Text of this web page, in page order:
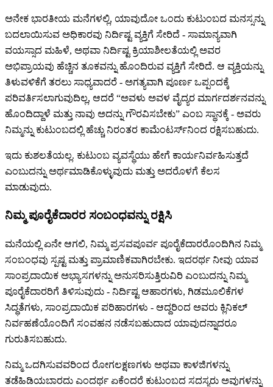
ಅನೇಕ ಭಾರತೀಯ ಮನೆಗಳಲ್ಲಿ, ಯಾವುದೋ ಒಂದು ಕುಟುಂಬದ ಮನಸ್ಸನ್ನು
ಬದಲಾಯಿಸುವ ಅಧಿಕಾರವು ನಿರ್ದಿಷ್ಟ ವ್ಯಕ್ತಿಗೆ ಸೇರಿದೆ - ಸಾಮಾನ್ಯವಾಗಿ
ವಯಸ್ಸಾದ ಮಹಿಳೆ, ಅಥವಾ ನಿರ್ದಿಷ್ಟ ಕ್ರಿಯಾಶೀಲತೆಯಲ್ಲಿ ಅವರ
ಅಭಿಪ್ರಾಯವು ಹೆಚ್ಚಿನ ತೂಕವನ್ನು ಹೊಂದಿರುವ ವ್ಯಕ್ತಿಗೆ ಸೇರಿದೆ. ಆ ವ್ಯಕ್ತಿಯನ್ನು
ತಿಳುವಳಿಕೆಗೆ ತರಲು ಸಾಧ್ಯವಾದರೆ - ಅಗತ್ಯವಾಗಿ ಪೂರ್ಣ ಒಪ್ಪಂದಕ್ಕೆ
ಪರಿವರ್ತಿಸಲಾಗುವುದಿಲ್ಲ, ಆದರೆ “ಅವಳು ಅವಳ ವೈದ್ಯರ ಮಾರ್ಗದರ್ಶನವನ್ನು
ಹೊಂದಿದ್ದಾಳೆ ಮತ್ತು ನಾವು ಅದನ್ನು ಗೌರವಿಸಬೇಕು” ಎಂಬ ಸ್ಥಾನಕ್ಕೆ - ಅವರು
ನಿಮ್ಮನ್ನು ಕುಟುಂಬದಲ್ಲಿ ಹೆಚ್ಚು ನಿರಂತರ ಕಾಮೆಂಟರ್ಸ್‌ನಿಂದ ರಕ್ಷಿಸಬಹುದು.
ಇದು ಕುಶಲತೆಯಲ್ಲ. ಕುಟುಂಬ ವ್ಯವಸ್ಥೆಯು ಹೇಗೆ ಕಾರ್ಯನಿರ್ವಹಿಸುತ್ತದೆ
ಎಂಬುದನ್ನು ಅರ್ಥಮಾಡಿಕೊಳ್ಳುವುದು ಮತ್ತು ಅದರೊಳಗೆ ಕೆಲಸ
ಮಾಡುವುದು.
ನಿಮ್ಮ ಪೂರೈಕೆದಾರರ ಸಂಬಂಧವನ್ನು ರಕ್ಷಿಸಿ
ಮನೆಯಲ್ಲಿ ಏನೇ ಆಗಲಿ, ನಿಮ್ಮ ಪ್ರಸವಪೂರ್ವ ಪೂರೈಕೆದಾರರೊಂದಿಗಿನ ನಿಮ್ಮ
ಸಂಬಂಧವು ಸ್ಪಷ್ಟ ಮತ್ತು ಪ್ರಾಮಾಣಿಕವಾಗಿರಬೇಕು. ಇದರರ್ಥ ನೀವು ಯಾವ
ಸಾಂಪ್ರದಾಯಿಕ ಅಭ್ಯಾಸಗಳನ್ನು ಅನುಸರಿಸುತ್ತಿರುವಿರಿ ಎಂಬುದನ್ನು ನಿಮ್ಮ
ಪೂರೈಕೆದಾರರಿಗೆ ತಿಳಿಸುವುದು - ನಿರ್ದಿಷ್ಟ ಆಹಾರಗಳು, ಗಿಡಮೂಲಿಕೆಗಳ
ಸಿದ್ಧತೆಗಳು, ಸಾಂಪ್ರದಾಯಿಕ ಪರಿಹಾರಗಳು - ಆದ್ದರಿಂದ ಅವರು ಕ್ಲಿನಿಕಲ್
ನಿರ್ವಹಣೆಯೊಂದಿಗೆ ಸಂವಹನ ನಡೆಸಬಹುದಾದ ಯಾವುದನ್ನಾದರೂ
ಗುರುತಿಸಬಹುದು.
ನಿಮ್ಮ ಒದಗಿಸುವವರಿಂದ ರೋಗಲಕ್ಷಣಗಳು ಅಥವಾ ಕಾಳಜಿಗಳನ್ನು
ತಡೆಹಿಡಿಯಬಾರದು ಎಂದರ್ಥ ಏಕೆಂದರೆ ಕುಟುಂಬದ ಸದಸ್ಯರು ಅವುಗಳನ್ನು